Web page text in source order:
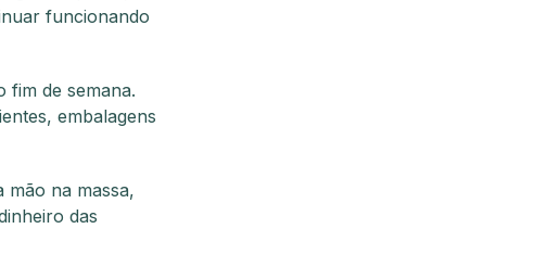
funcionando
fim de semana.
embalagens
mão na massa,
das